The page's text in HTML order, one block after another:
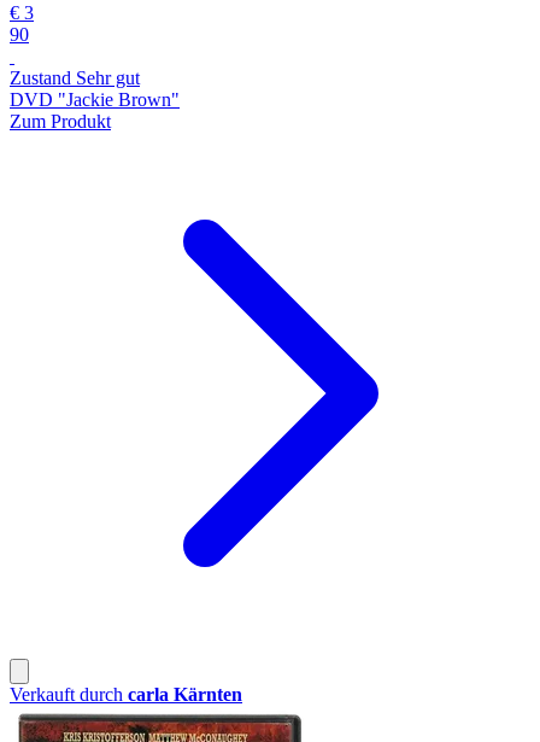
€ 3
90
Zustand Sehr gut
DVD "Jackie Brown"
Zum Produkt
Verkauft durch carla Kärnten